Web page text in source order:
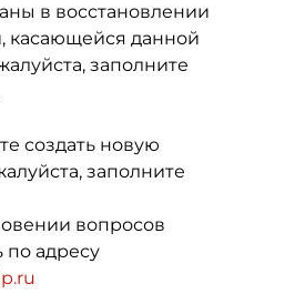
в восстановлении
касающейся данной
заполните
создать новую
заполните
вопросов
по адресу